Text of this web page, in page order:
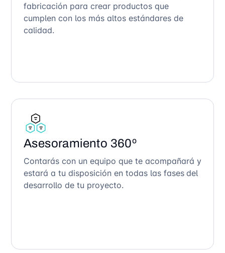
fabricación para crear productos que
cumplen con los más altos estándares de
calidad.
Asesoramiento 360º
Contarás con un equipo que te acompañará y
estará a tu disposición en todas las fases del
desarrollo de tu proyecto.